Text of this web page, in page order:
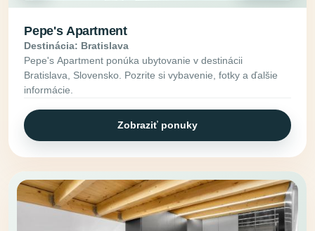
Pepe's Apartment
Destinácia: Bratislava
Pepe's Apartment ponúka ubytovanie v destinácii
Bratislava, Slovensko. Pozrite si vybavenie, fotky a ďalšie
informácie.
Zobraziť ponuky